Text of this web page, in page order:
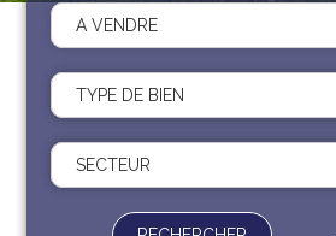
Recrutement
Contact
Documents
A VENDRE
TYPE DE BIEN
SECTEUR